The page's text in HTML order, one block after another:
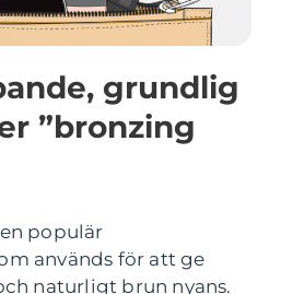
grundlig
”bronzing
populär
används för att ge
naturligt brun nyans.